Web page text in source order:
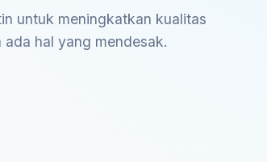
untuk meningkatkan kualitas
hal yang mendesak.